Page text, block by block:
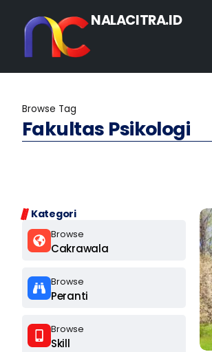
NALACITRA.ID
Browse Tag
Fakultas Psikologi
Kategori
Browse
Cakrawala
Browse
Peranti
Browse
Skill